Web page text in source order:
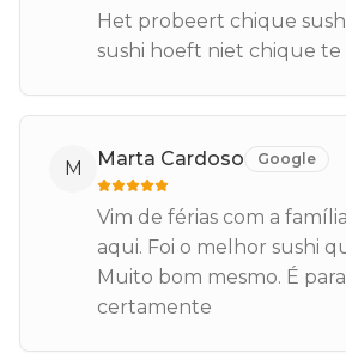
Het probeert chique
sushi hoeft niet chique te
M Marta Cardoso Google
Vim de férias com a
aqui. Foi o melhor sushi
Muito bom mesmo. É
certamente